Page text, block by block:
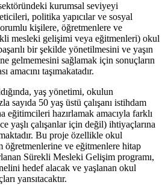
kurumsal seviyeyi
politika yapıcılar ve sosyal
kişilere, öğretmenlere ve
mesleki gelişimi veya eğitmenleri) okul
bir şekilde yönetilmesini ve yaşın
gelmemesini sağlamak için sonuçların
amacını taşımakatadır.
yaş yönetimi, okulun
sayıda 50 yaş üstü çalışanı istihdam
eğitimcileri hazırlamak amacıyla farklı
yaşlı çalışanlar için değil) ihtiyaçlarına
Bu proje özellikle okul
öğretmenlerine ve eğitmenlere hitap
Sürekli Mesleki Gelişim programı,
hedef alacak ve yaşlanan okul
yansıtacaktır.